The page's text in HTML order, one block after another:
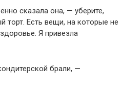
сказала она, — уберите,
торт. Есть вещи, на которые не
Я привезла
брали, —